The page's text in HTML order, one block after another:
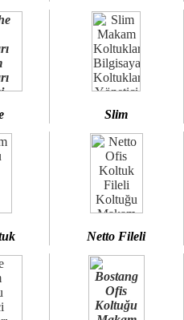
Slim
Netto Fileli